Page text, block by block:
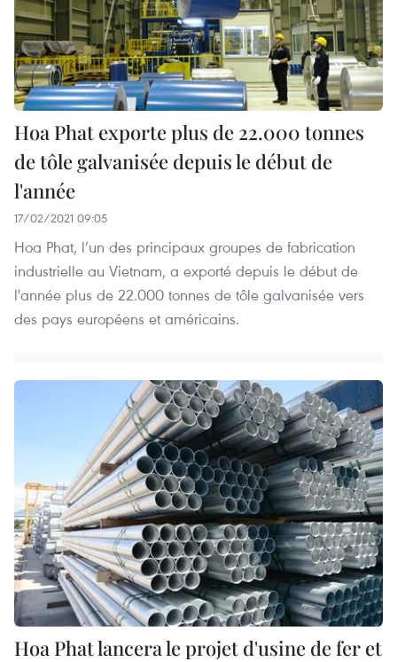
Hoa Phat exporte plus de 22.000 tonnes
de tôle galvanisée depuis le début de
l'année
17/02/2021 09:05
Hoa Phat, l’un des principaux groupes de fabrication
industrielle au Vietnam, a exporté depuis le début de
l'année plus de 22.000 tonnes de tôle galvanisée vers
des pays européens et américains.
Hoa Phat lancera le projet d'usine de fer et